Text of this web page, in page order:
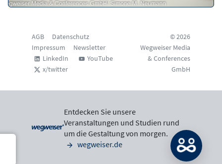
AGB
Datenschutz
Impressum
Newsletter
LinkedIn
YouTube
x/twitter
© 2026
Wegweiser Media
& Conferences
GmbH
Entdecken Sie unsere
Veranstaltungen und Studien rund
um die Gestaltung von morgen.
wegweiser.de